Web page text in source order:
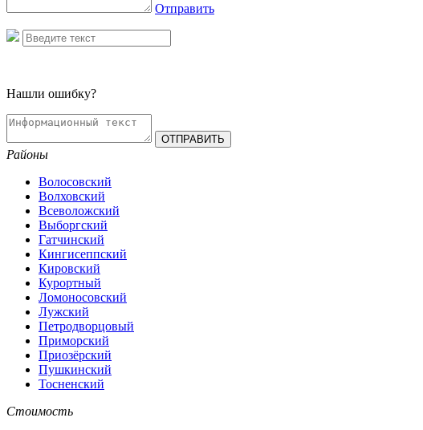
Отправить
Нашли ошибку?
Районы
Волосовский
Волховский
Всеволожский
Выборгский
Гатчинский
Кингисеппский
Кировский
Курортный
Ломоносовский
Лужский
Петродворцовый
Приморский
Приозёрский
Пушкинский
Тосненский
Стоимость